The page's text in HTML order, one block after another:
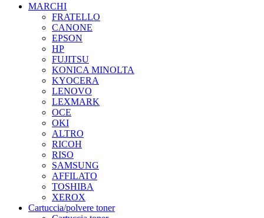
MARCHI
FRATELLO
CANONE
EPSON
HP
FUJITSU
KONICA MINOLTA
KYOCERA
LENOVO
LEXMARK
OCE
OKI
ALTRO
RICOH
RISO
SAMSUNG
AFFILATO
TOSHIBA
XEROX
Cartuccia/polvere toner